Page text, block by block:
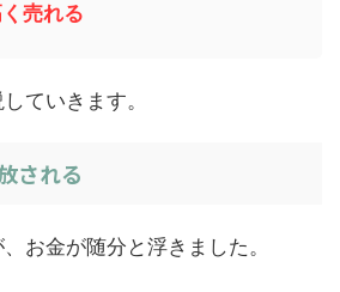
売れる
ていきます。
される
お金が随分と浮きました。